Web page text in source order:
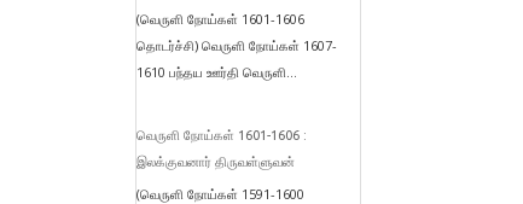
(வெருளி நோய்கள் 1601-1606
தொடர்ச்சி) வெருளி நோய்கள் 1607-
1610 பந்தய ஊர்தி வெருளி...
வெருளி நோய்கள் 1601-1606 :
இலக்குவனார் திருவள்ளுவன்
(வெருளி நோய்கள் 1591-1600